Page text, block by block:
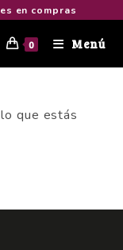
en compras
0 Menú
que estás